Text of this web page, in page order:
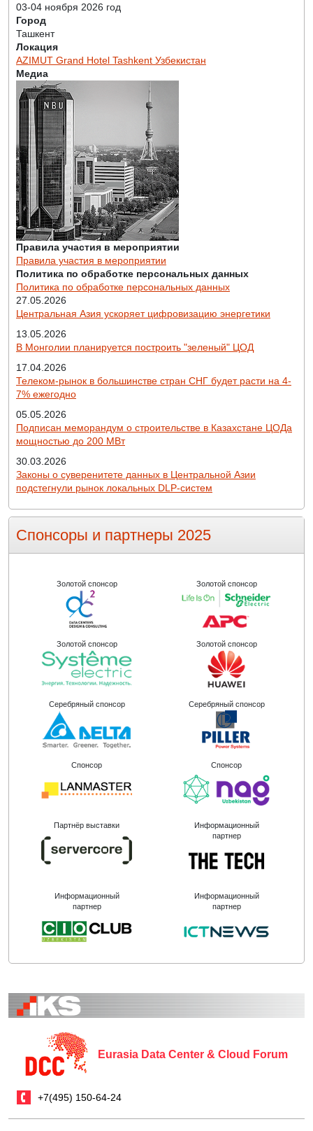
03-04 ноября 2026 год
Город
Ташкент
Локация
AZIMUT Grand Hotel Tashkent Узбекистан
Медиа
Правила участия в мероприятии
Правила участия в мероприятии
Политика по обработке персональных данных
Политика по обработке персональных данных
27.05.2026
Центральная Азия ускоряет цифровизацию энергетики
13.05.2026
В Монголии планируется построить "зеленый" ЦОД
17.04.2026
Телеком-рынок в большинстве стран СНГ будет расти на 4-
7% ежегодно
05.05.2026
Подписан меморандум о строительстве в Казахстане ЦОДа
мощностью до 200 МВт
30.03.2026
Законы о суверенитете данных в Центральной Азии
подстегнули рынок локальных DLP-систем
Спонсоры и партнеры 2025
Золотой спонсор Золотой спонсор
Золотой спонсор Золотой спонсор
Серебряный спонсор Серебряный спонсор
Спонсор Спонсор
Партнёр выставки
Информационный
партнер
Информационный
партнер
Информационный
партнер
Eurasia Data Center & Cloud Forum
+7(495) 150-64-24